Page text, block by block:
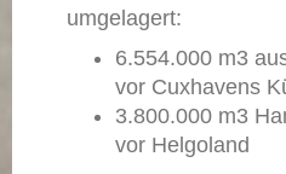
umgelagert:
6.554.000 m3
vor Cuxhavens
3.800.000 m3
vor Helgoland